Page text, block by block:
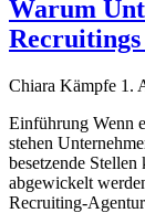
Warum
Chiara Kämpfe 1.
Einführung Wenn
stehen
besetzende
abgewickelt
Recruiting-